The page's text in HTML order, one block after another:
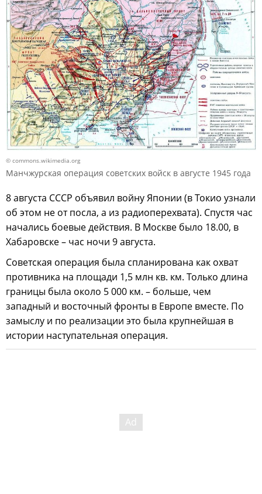
© commons.wikimedia.org
Манчжурская операция советских войск в августе 1945 года
8 августа СССР объявил войну Японии (в Токио узнали
об этом не от посла, а из радиоперехвата). Спустя час
начались боевые действия. В Москве было 18.00, в
Хабаровске – час ночи 9 августа.
Советская операция была спланирована как охват
противника на площади 1,5 млн кв. км. Только длина
границы была около 5 000 км. – больше, чем
западный и восточный фронты в Европе вместе. По
замыслу и по реализации это была крупнейшая в
истории наступательная операция.